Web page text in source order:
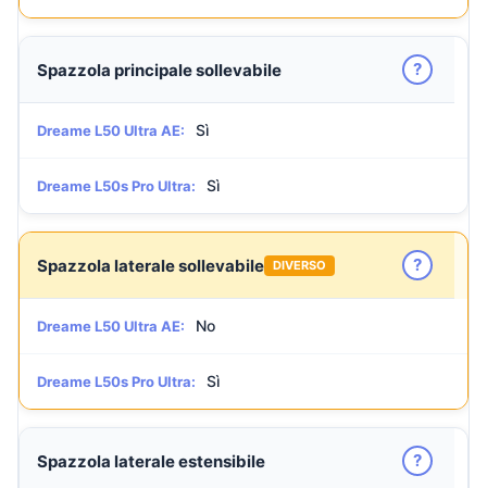
Spazzola principale sollevabile ?
Dreame L50 Ultra AE: Sì
Dreame L50s Pro Ultra: Sì
Spazzola laterale sollevabile DIVERSO ?
Dreame L50 Ultra AE: No
Dreame L50s Pro Ultra: Sì
Spazzola laterale estensibile ?